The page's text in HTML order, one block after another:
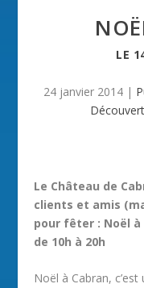
LE
24 janvier 2014|
Le Château de
clients et amis
pour fêter : Noël à
de 10h à 20h
Noël à Cabran,